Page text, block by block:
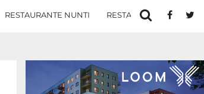
RESTAURANTE NUNTI RESTAURANTE IN IASI